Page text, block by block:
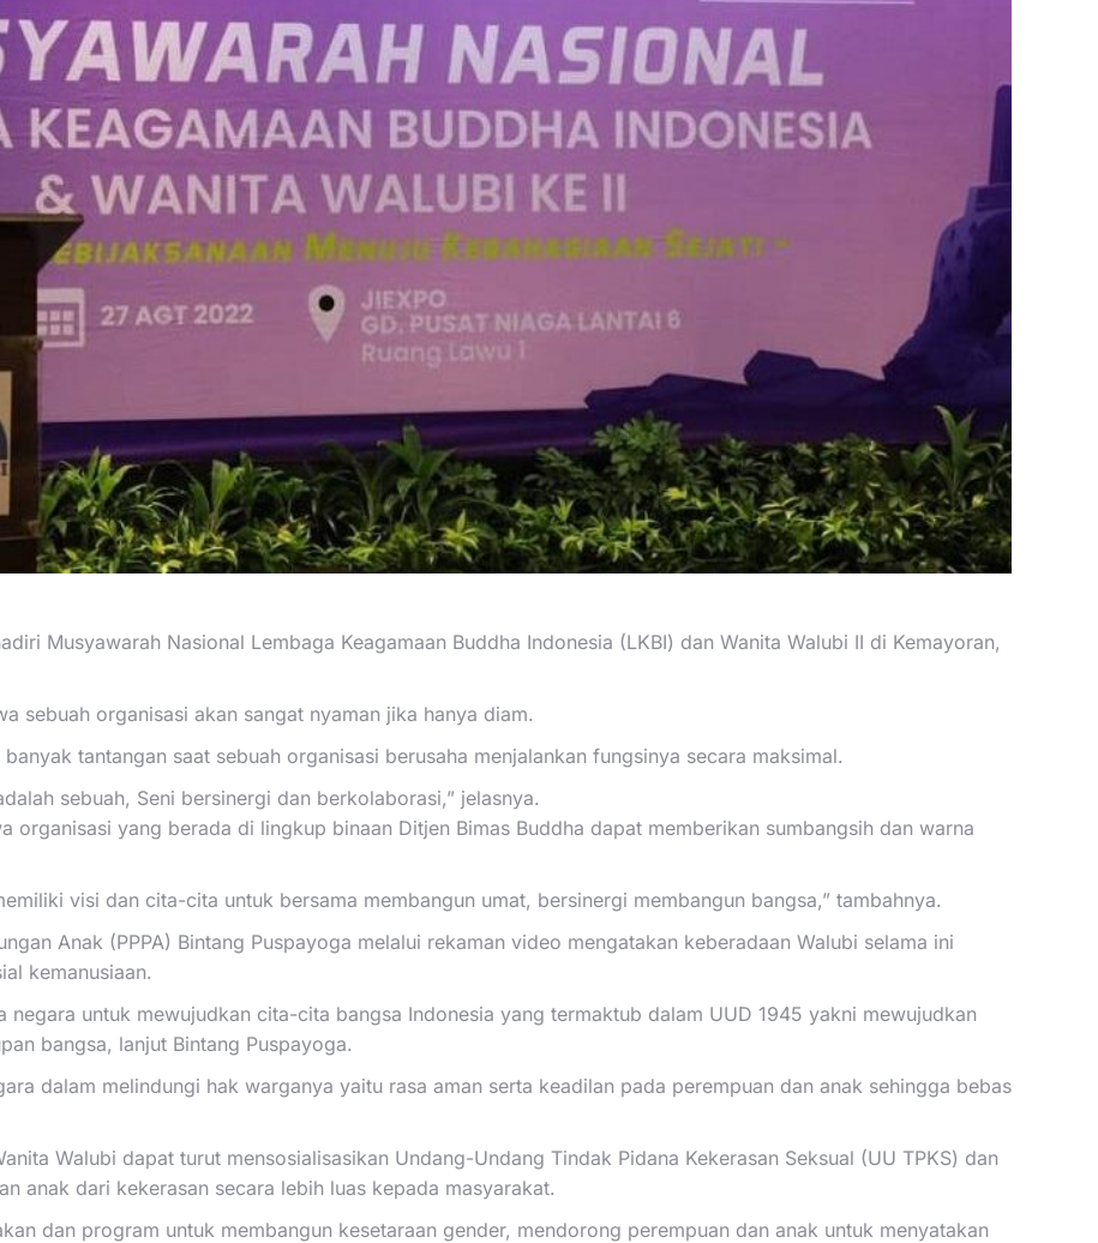
Musyawarah Nasional Lembaga Keagamaan Buddha Indonesia (LKBI) dan Wanita Walubi II di Kemayoran,
sebuah organisasi akan sangat nyaman jika hanya diam.
tantangan saat sebuah organisasi berusaha menjalankan fungsinya secara maksimal.
sebuah, Seni bersinergi dan berkolaborasi,” jelasnya.
organisasi yang berada di lingkup binaan Ditjen Bimas Buddha dapat memberikan sumbangsih dan warna
visi dan cita-cita untuk bersama membangun umat, bersinergi membangun bangsa,” tambahnya.
Anak (PPPA) Bintang Puspayoga melalui rekaman video mengatakan keberadaan Walubi selama ini
kemanusiaan.
negara untuk mewujudkan cita-cita bangsa Indonesia yang termaktub dalam UUD 1945 yakni mewujudkan
bangsa, lanjut Bintang Puspayoga.
dalam melindungi hak warganya yaitu rasa aman serta keadilan pada perempuan dan anak sehingga bebas
Walubi dapat turut mensosialisasikan Undang-Undang Tindak Pidana Kekerasan Seksual (UU TPKS) dan
anak dari kekerasan secara lebih luas kepada masyarakat.
dan program untuk membangun kesetaraan gender, mendorong perempuan dan anak untuk menyatakan